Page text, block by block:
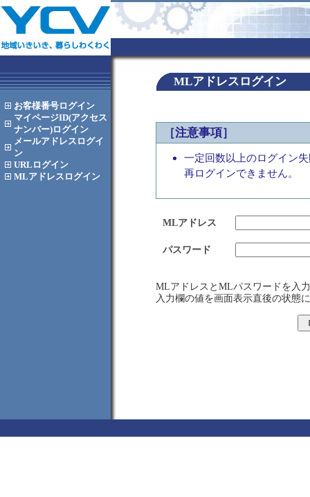
お客様番号ログイン
マイページID(アクセス
ナンバー)ログイン
メールアドレス ログイ
ン
URL ログイン
MLアドレス ログイン
MLアドレスログイン
［注意事項］
一定回数以上のログイン
再ログインできません。
MLアドレス
パスワード
MLアドレスとMLパスワードを入
入力欄の値を画面表示直後の状態